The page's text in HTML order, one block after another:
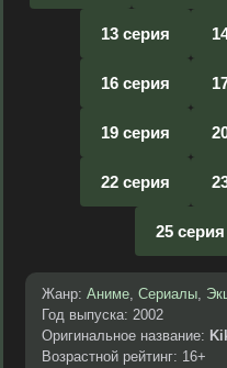
13 серия
16 серия
19 серия
22 серия
25 серия
Жанр: Аниме, Сериалы,
Год выпуска: 2002
Оригинальное название:
Возрастной рейтинг: 16+